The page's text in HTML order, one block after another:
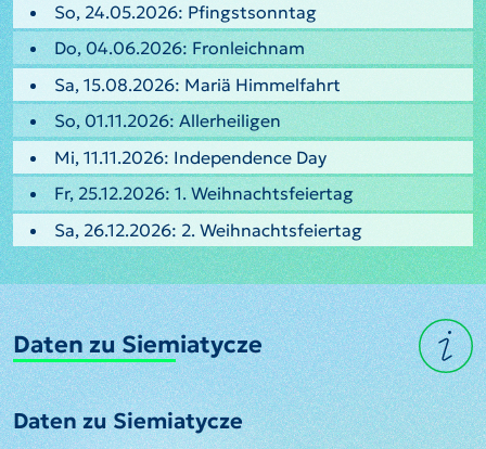
So, 24.05.2026: Pfingstsonntag
Do, 04.06.2026: Fronleichnam
Sa, 15.08.2026: Mariä Himmelfahrt
So, 01.11.2026: Allerheiligen
Mi, 11.11.2026: Independence Day
Fr, 25.12.2026: 1. Weihnachtsfeiertag
Sa, 26.12.2026: 2. Weihnachtsfeiertag
Daten zu Siemiatycze
Daten zu Siemiatycze